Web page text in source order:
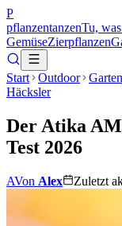
P
pflanzentanzenTu,
GemüseZierpflanzen
Start Outdoor
Häcksler
Der Atika
Test 2026
AVon Alex Zuletzt